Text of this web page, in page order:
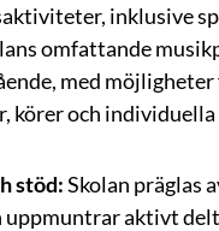
inklusive
omfattande
med
körer och
stöd:Skolan präglas
uppmuntrar aktivt